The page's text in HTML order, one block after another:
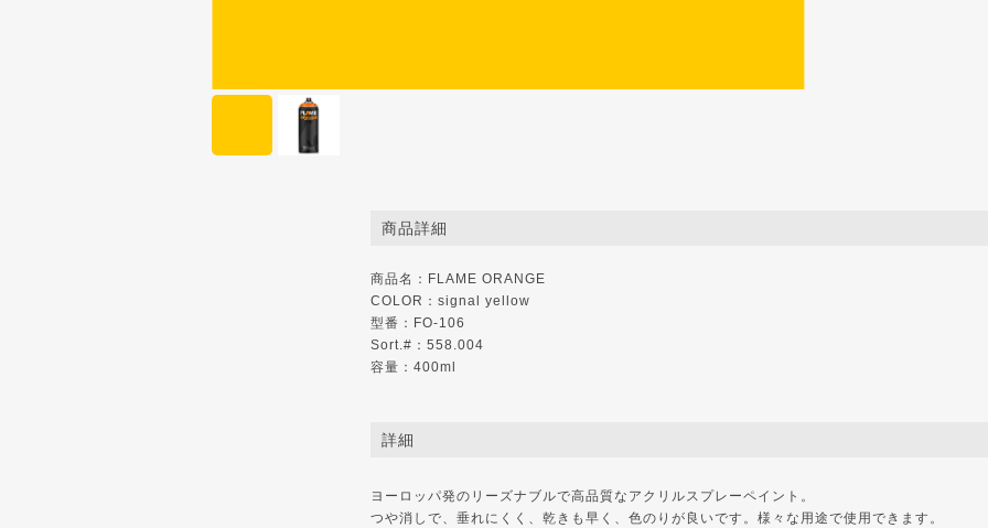
商品詳細
商品名：FLAME ORANGE
COLOR：signal yellow
型番：FO-106
Sort.#：558.004
容量：400ml
詳細
ヨーロッパ発のリーズナブルで高品質なアクリルスプレーペイント。
つや消しで、垂れにくく、乾きも早く、色のりが良いです。様々な用途で使用できます。